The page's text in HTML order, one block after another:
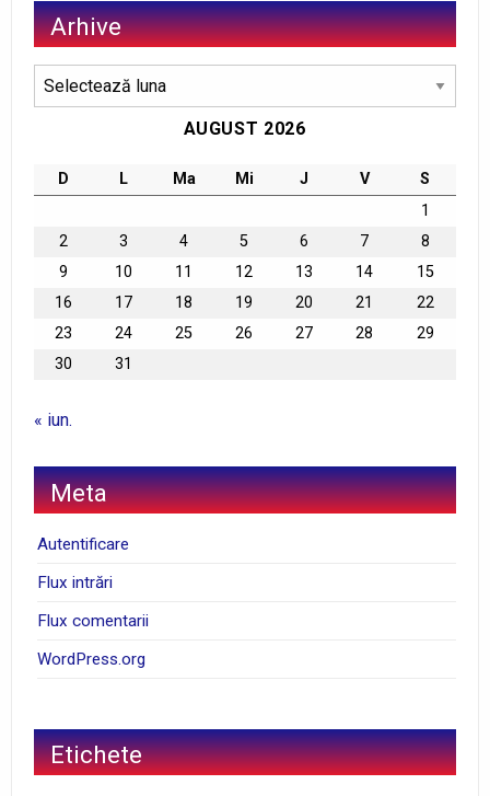
Arhive
Arhive
AUGUST 2026
D L Ma Mi J V
S
1
2
3 4 5 6 7
8
9
10 11 12 13 14
15
16
17 18 19 20 21
22
23
24 25 26 27 28
29
30
31
« iun.
Meta
Autentificare
Flux intrări
Flux comentarii
WordPress.org
Etichete